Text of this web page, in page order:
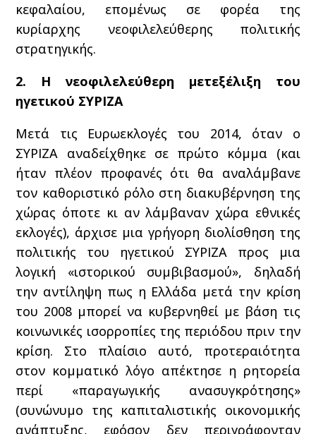
κεφαλαίου, επομένως σε φορέα της
κυρίαρχης νεοφιλελεύθερης πολιτικής
στρατηγικής.
2. Η νεοφιλελεύθερη μετεξέλιξη του
ηγετικού ΣΥΡΙΖΑ
Μετά τις Ευρωεκλογές του 2014, όταν ο
ΣΥΡΙΖΑ αναδείχθηκε σε πρώτο κόμμα (και
ήταν πλέον προφανές ότι θα αναλάμβανε
τον καθοριστικό ρόλο στη διακυβέρνηση της
χώρας όποτε κι αν λάμβαναν χώρα εθνικές
εκλογές), άρχισε μια γρήγορη διολίσθηση της
πολιτικής του ηγετικού ΣΥΡΙΖΑ προς μια
λογική «ιστορικού συμβιβασμού», δηλαδή
την αντίληψη πως η Ελλάδα μετά την κρίση
του 2008 μπορεί να κυβερνηθεί με βάση τις
κοινωνικές ισορροπίες της περιόδου πριν την
κρίση. Στο πλαίσιο αυτό, προτεραιότητα
στον κομματικό λόγο απέκτησε η ρητορεία
περί «παραγωγικής ανασυγκρότησης»
(συνώνυμο της καπιταλιστικής οικονομικής
ανάπτυξης, εφόσον δεν περιγράφονταν